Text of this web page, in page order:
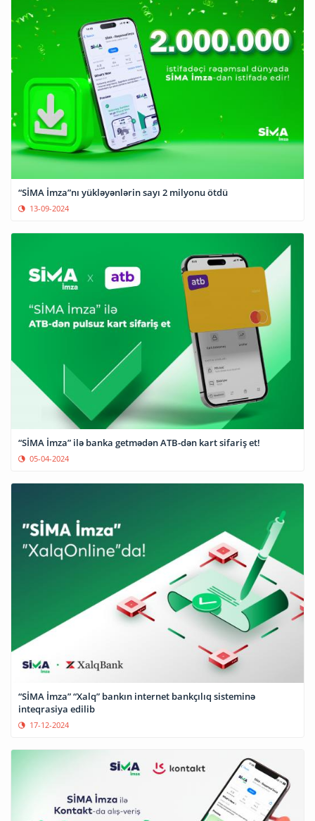
“SİMA İmza”nı yükləyənlərin sayı 2 milyonu ötdü
13-09-2024
“SİMA İmza” ilə banka getmədən ATB-dən kart sifariş et!
05-04-2024
“SİMA İmza” “Xalq” bankın internet bankçılıq sisteminə
inteqrasiya edilib
17-12-2024